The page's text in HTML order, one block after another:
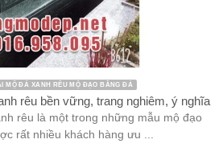
MỘ ĐÁ XANH RÊU MỘ ĐẠO BẰNG ĐÁ
rêu bền vững, trang nghiêm, ý nghĩa
rêu là một trong những mẫu mộ đạo
rất nhiều khách hàng ưu ...